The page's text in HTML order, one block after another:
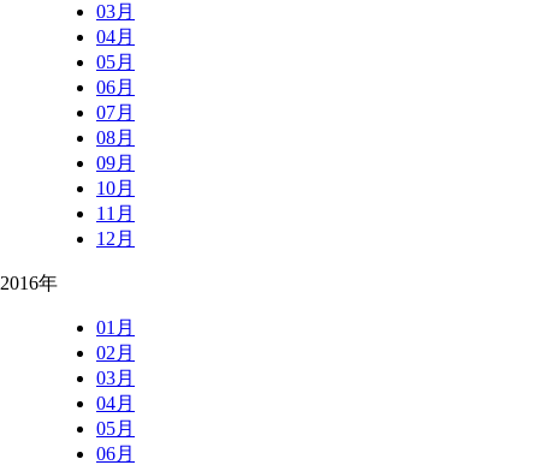
03月
04月
05月
06月
07月
08月
09月
10月
11月
12月
2016年
01月
02月
03月
04月
05月
06月